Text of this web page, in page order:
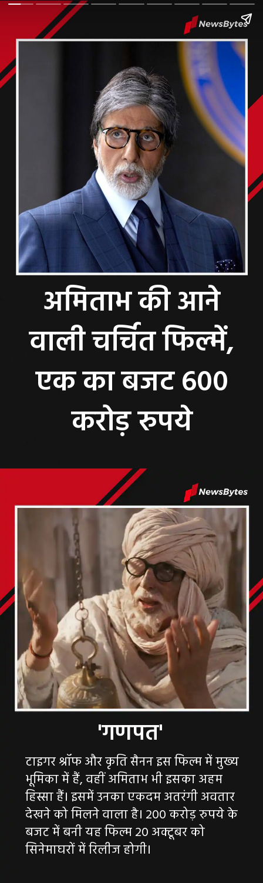
अमिताभ की आने
वाली चर्चित फिल्में,
एक का बजट 600
करोड़ रुपये
टाइगर श्रॉफ और कृति सैनन इस फिल्म में मुख्य
भूमिका में हैं, वहीं अमिताभ भी इसका अहम
हिस्सा हैं। इसमें उनका एकदम अतरंगी अवतार
देखने को मिलने वाला है। 200 करोड़ रुपये के
बजट में बनी यह फिल्म 20 अक्टूबर को